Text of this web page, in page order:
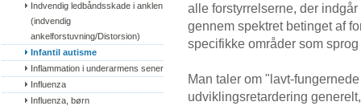
Indvendig ledbåndsskade i anklen
(indvendig
ankelforstuvning/Distorsion)
Infantil autisme
Inflammation i underarmens sener
Influenza
Influenza, børn
alle forstyrrelserne, der
gennem spektret betinget af
specifikke områder som
Man taler om "lavt-
udviklingsretardering